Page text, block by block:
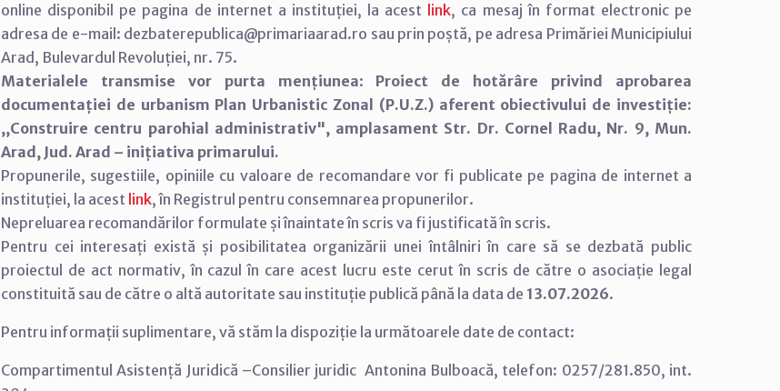
online disponibil pe pagina de internet a instituției, la acest link, ca mesaj în format electronic pe
adresa de e-mail: dezbaterepublica@primariaarad.ro sau prin poștă, pe adresa Primăriei Municipiului
Arad, Bulevardul Revoluției, nr. 75.
Materialele transmise vor purta mențiunea: Proiect de hotărâre privind aprobarea
documentației de urbanism Plan Urbanistic Zonal (P.U.Z.) aferent obiectivului de investiție:
,,Construire centru parohial administrativ", amplasament Str. Dr. Cornel Radu, Nr. 9, Mun.
Arad, Jud. Arad – inițiativa primarului.
Propunerile, sugestiile, opiniile cu valoare de recomandare vor fi publicate pe pagina de internet a
instituției, la acest link, în Registrul pentru consemnarea propunerilor.
Nepreluarea recomandărilor formulate și înaintate în scris va fi justificată în scris.
Pentru cei interesați există și posibilitatea organizării unei întâlniri în care să se dezbată public
proiectul de act normativ, în cazul în care acest lucru este cerut în scris de către o asociație legal
constituită sau de către o altă autoritate sau instituție publică până la data de 13.07.2026.
Pentru informații suplimentare, vă stăm la dispoziție la următoarele date de contact:
Compartimentul Asistență Juridică –Consilier juridic Antonina Bulboacă, telefon: 0257/281.850, int.